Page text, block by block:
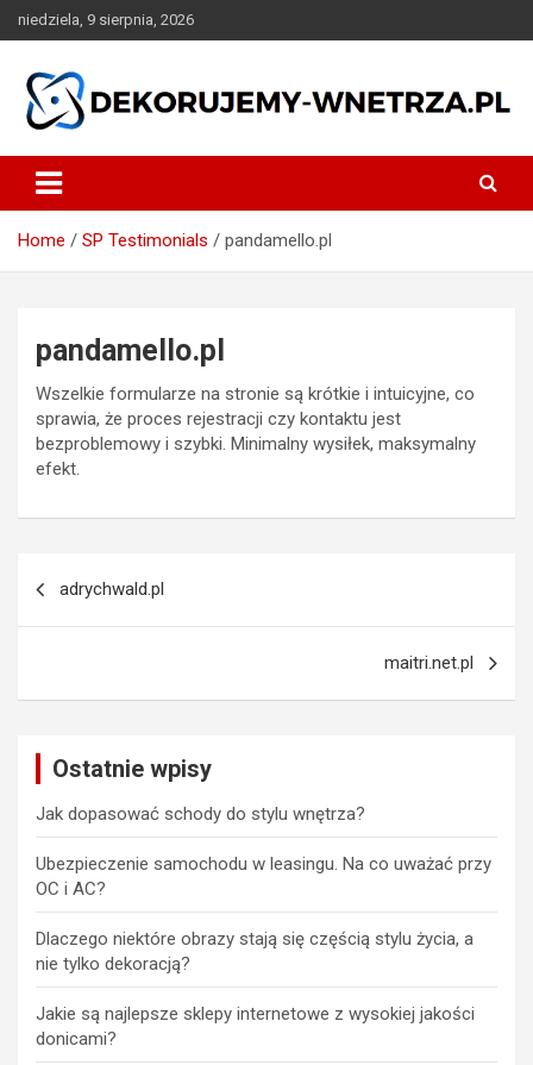
Skip
to
niedziela, 9 sierpnia, 2026
dekorujemy-wnetrza.pl
Home SP Testimonials pandamello.pl
pandamello.pl
Wszelkie formularze na stronie są krótkie i intuicyjne, co
sprawia, że proces rejestracji czy kontaktu jest
bezproblemowy i szybki. Minimalny wysiłek, maksymalny
efekt.
wpisu
adrychwald.pl
maitri.net.pl
Ostatnie wpisy
Jak dopasować schody do stylu wnętrza?
Ubezpieczenie samochodu w leasingu. Na co uważać przy
OC i AC?
Dlaczego niektóre obrazy stają się częścią stylu życia, a
nie tylko dekoracją?
Jakie są najlepsze sklepy internetowe z wysokiej jakości
donicami?